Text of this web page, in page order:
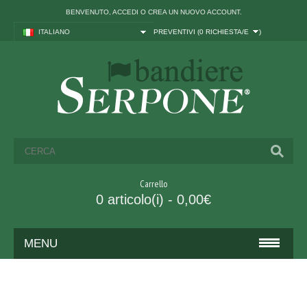
BENVENUTO, ACCEDI O CREA UN NUOVO ACCOUNT.
ITALIANO PREVENTIVI (0 RICHIESTA/E )
Carrello
0 articolo(i) - 0,00€
MENU